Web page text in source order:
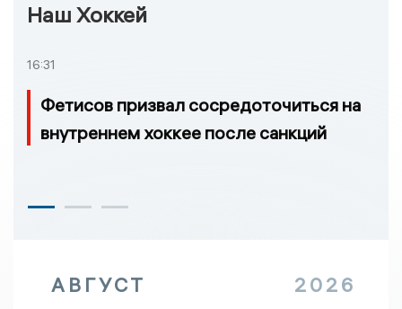
Наш Хоккей
16:31
Фетисов призвал сосредоточиться на
внутреннем хоккее после санкций
АВГУСТ 2026